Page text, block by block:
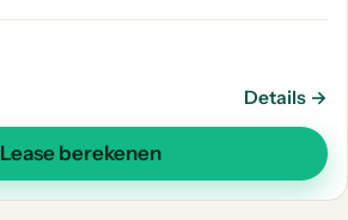
Details →
Lease berekenen